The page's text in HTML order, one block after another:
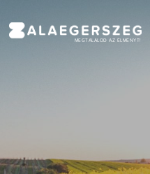
MEGTALÁLOD AZ ÉLMÉNYT!